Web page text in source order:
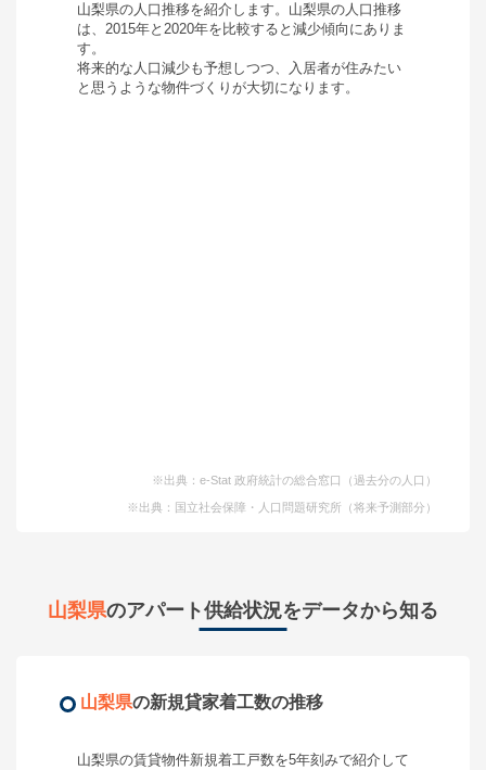
山梨県の人口推移を紹介します。 山梨県の人口推移
は、2015年と2020年を比較すると 減少傾向にありま
す。
将来的な人口減少も予想しつつ、入居者が住みたい
と思うような物件づくりが大切になります。
※出典：e-Stat 政府統計の総合窓口（過去分の人口）
※出典：国立社会保障・人口問題研究所（将来予測部分）
山梨県のアパート供給状況をデータから知る
山梨県の新規貸家着工数の推移
山梨県の賃貸物件新規着工戸数を5年刻みで紹介して